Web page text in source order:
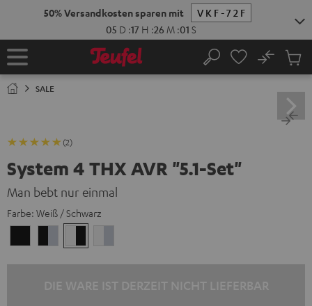
Startseite Suche
No
SALE
(2)
System 4 THX AVR "5.1-Set"
Man bebt nur einmal
Farbe: Weiß / Schwarz
/